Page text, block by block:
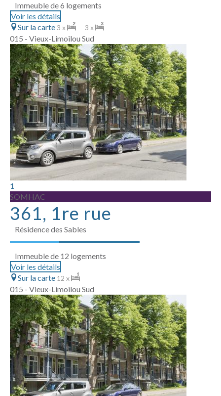
Immeuble de 6 logements
Voir les détails
Sur la carte3 x 3 x
015 - Vieux-Limoilou Sud
1
SOMHAC
361, 1re rue
Résidence des Sables
Immeuble de 12 logements
Voir les détails
Sur la carte 12 x
015 - Vieux-Limoilou Sud